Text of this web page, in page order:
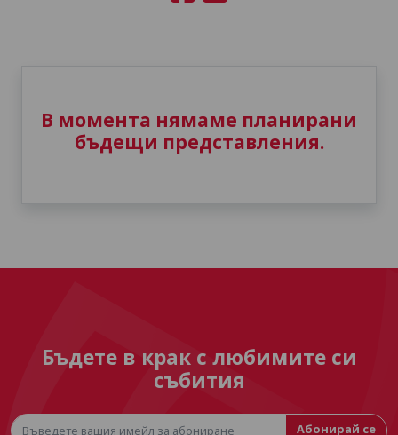
В момента нямаме планирани
бъдещи представления.
Бъдете в крак с любимите си
събития
Абонирай се